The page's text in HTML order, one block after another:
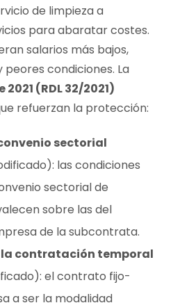
de limpieza a
para abaratar costes.
salarios más bajos,
condiciones. La
(RDL 32/2021)
refuerzan la protección:
sectorial
las condiciones
sectorial de
sobre las del
de la subcontrata.
contratación temporal
el contrato fijo-
a ser la modalidad